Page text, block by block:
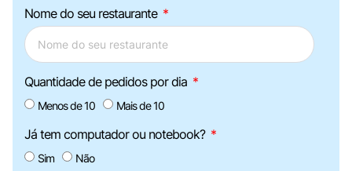
Nome do seu restaurante
Quantidade de pedidos por dia
Menos de 10 Mais de 10
Já tem computador ou notebook?
Sim Não